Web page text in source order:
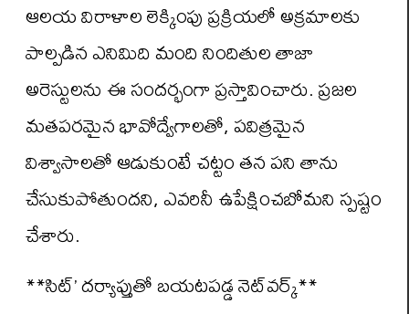
ఆలయ విరాళాల లెక్కింపు ప్రక్రియలో అక్రమాలకు
పాల్పడిన ఎనిమిది మంది నిందితుల తాజా
అరెస్టులను ఈ సందర్భంగా ప్రస్తావించారు. ప్రజల
మతపరమైన భావోద్వేగాలతో, పవిత్రమైన
విశ్వాసాలతో ఆడుకుంటే చట్టం తన పని తాను
చేసుకుపోతుందని, ఎవరినీ ఉపేక్షించబోమని స్పష్టం
చేశారు.
**సిట్’ దర్యాప్తుతో బయటపడ్డ నెట్‌వర్క్**